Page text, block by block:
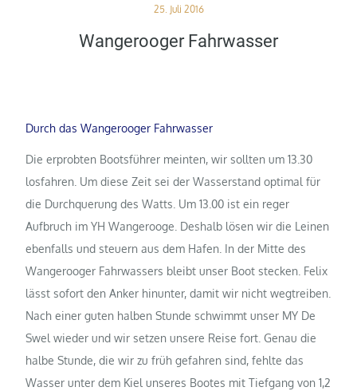
Posted
25. Juli 2016
Wangerooger Fahrwasser
Durch das Wangerooger Fahrwasser
Die erprobten Bootsführer meinten, wir sollten um 13.30
losfahren. Um diese Zeit sei der Wasserstand optimal für
die Durchquerung des Watts. Um 13.00 ist ein reger
Aufbruch im YH Wangerooge. Deshalb lösen wir die Leinen
ebenfalls und steuern aus dem Hafen. In der Mitte des
Wangerooger Fahrwassers bleibt unser Boot stecken. Felix
lässt sofort den Anker hinunter, damit wir nicht wegtreiben.
Nach einer guten halben Stunde schwimmt unser MY De
Swel wieder und wir setzen unsere Reise fort. Genau die
halbe Stunde, die wir zu früh gefahren sind, fehlte das
Wasser unter dem Kiel unseres Bootes mit Tiefgang von 1,2